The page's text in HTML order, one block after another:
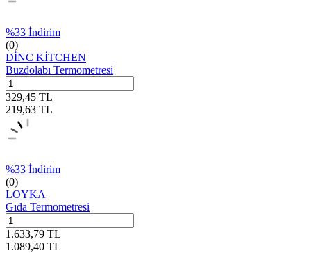
%33 İndirim
(0)
DİNC KİTCHEN
Buzdolabı Termometresi
329,45 TL
219,63 TL
%33 İndirim
(0)
LOYKA
Gıda Termometresi
1.633,79 TL
1.089,40 TL